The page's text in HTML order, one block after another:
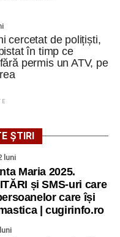
cercetat de polițiști,
în timp ce
permis un ATV, pe
ȘTIRI
luni
Maria 2025.
și SMS-uri care
care își
| cugirinfo.ro